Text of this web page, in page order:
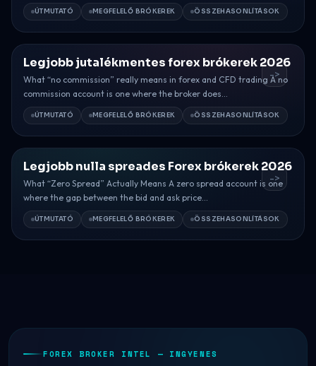
ÚTMUTATÓ MEGFELELŐ BRÓKEREK ÖSSZEHASONLÍTÁSOK
Legjobb jutalékmentes forex brókerek 2026
What “no commission” really means in forex and CFD trading A no
commission account is one where the broker does...
ÚTMUTATÓ MEGFELELŐ BRÓKEREK ÖSSZEHASONLÍTÁSOK
->
Legjobb nulla spreades Forex brókerek 2026
What “Zero Spread” Actually Means A zero spread account is one
where the gap between the bid and ask price...
ÚTMUTATÓ MEGFELELŐ BRÓKEREK ÖSSZEHASONLÍTÁSOK
->
FOREX BROKER INTEL — INGYENES